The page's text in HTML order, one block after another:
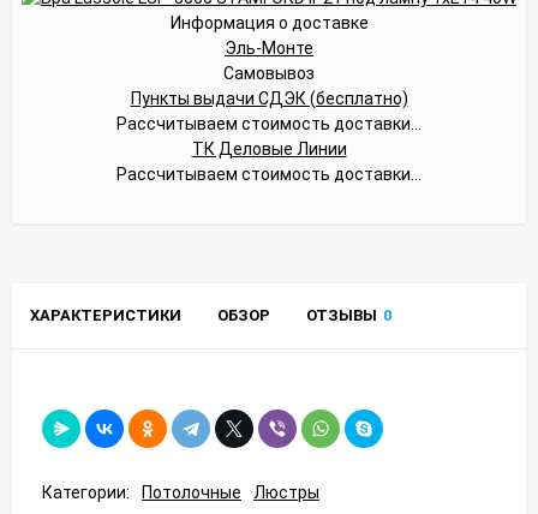
Информация о доставке
Эль-Монте
Самовывоз
Пункты выдачи СДЭК (бесплатно)
Рассчитываем стоимость доставки...
ТК Деловые Линии
Рассчитываем стоимость доставки...
ХАРАКТЕРИСТИКИ ОБЗОР ОТЗЫВЫ 0
Категории: Потолочные Люстры